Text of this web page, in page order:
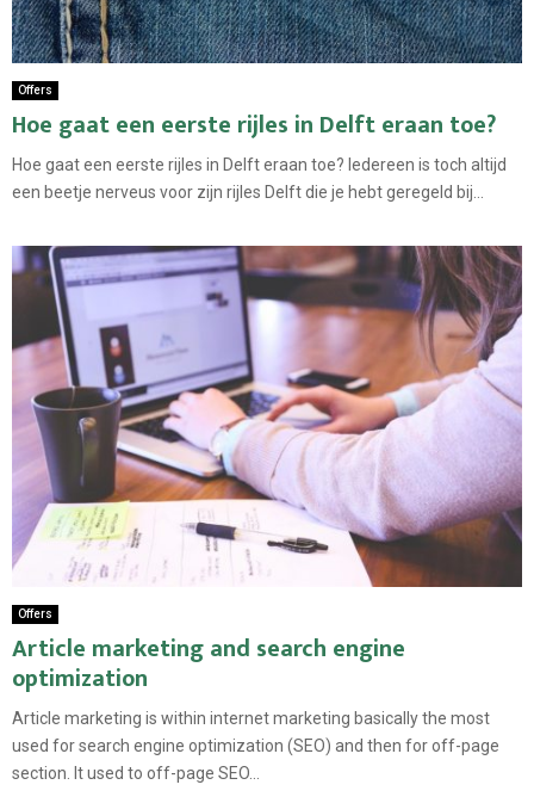
Offers
Hoe gaat een eerste rijles in Delft eraan toe?
Hoe gaat een eerste rijles in Delft eraan toe? Iedereen is toch altijd
een beetje nerveus voor zijn rijles Delft die je hebt geregeld bij...
Offers
Article marketing and search engine
optimization
Article marketing is within internet marketing basically the most
used for search engine optimization (SEO) and then for off-page
section. It used to off-page SEO...